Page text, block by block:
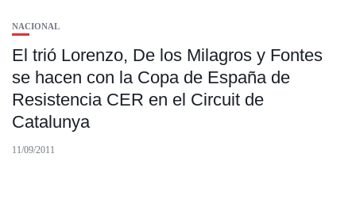
NACIONAL
El trió Lorenzo, De los Milagros y Fontes
se hacen con la Copa de España de
Resistencia CER en el Circuit de
Catalunya
11/09/2011